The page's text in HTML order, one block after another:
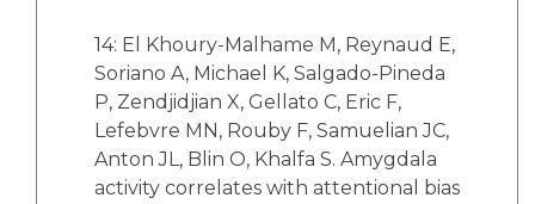
14: El Khoury-Malhame M, Reynaud E,
Soriano A, Michael K, Salgado-Pineda
P, Zendjidjian X, Gellato C, Eric F,
Lefebvre MN, Rouby F, Samuelian JC,
Anton JL, Blin O, Khalfa S. Amygdala
activity correlates with attentional bias